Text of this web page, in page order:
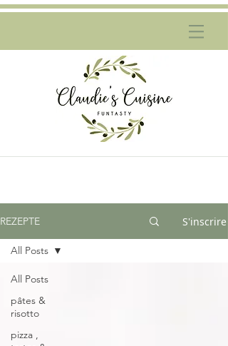
REZEPTE S'inscrire
All Posts
pâtes &
risotto
pizza ,
All Posts